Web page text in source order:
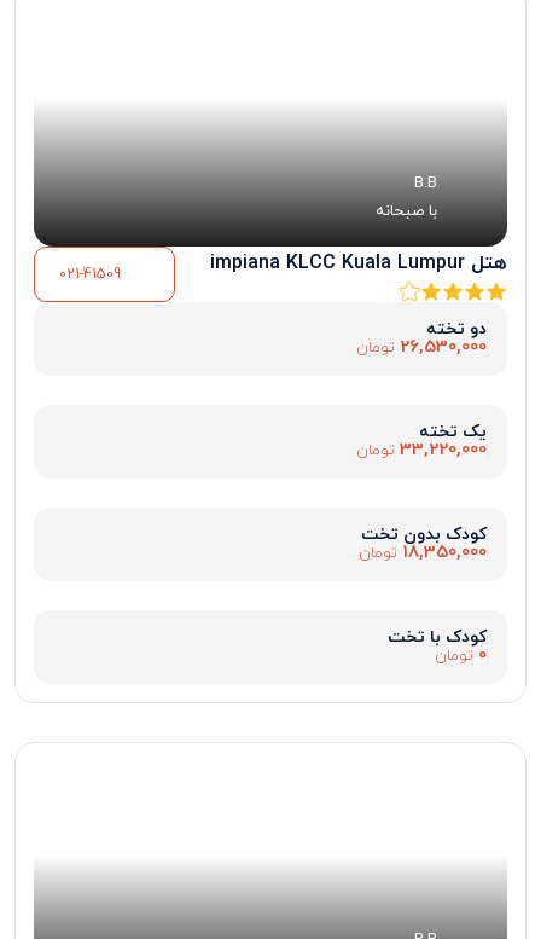
B.B
با صبحانه
هتل impiana KLCC Kuala Lumpur 021-41509
دو تخته
26,530,000 تومان
یک تخته
33,220,000 تومان
کودک بدون تخت
18,350,000 تومان
کودک با تخت
0 تومان